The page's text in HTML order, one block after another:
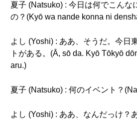
夏子 (Natsuko) : 今日は何でこんな
の？(Kyō wa nande konna ni
よし (Yoshi) : ああ、そうだ。今日
トがある。(Ā, sō da. Kyō Tōkyō
aru.)
夏子 (Natsuko) : 何のイベント？
よし (Yoshi) : ああ、なんだっけ？